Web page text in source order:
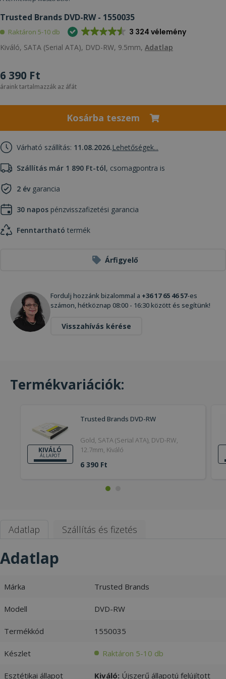
Trusted Brands DVD-RW - 1550035
Raktáron 5-10 db 3 324 vélemény
Kiváló, SATA (Serial ATA), DVD-RW, 9.5mm, Adatlap
6 390 Ft
áraink tartalmazzák az áfát
Kosárba teszem
Várható szállítás: 11.08.2026.Lehetőségek...
Szállítás már 1 890 Ft-tól, csomagpontra is
2 évgarancia
30 napos pénzvisszafizetési garancia
Fenntartható termék
Árfigyelő
Fordulj hozzánk bizalommal a +36 17 65 46 57-es
számon, hétköznap 08:00 - 16:30 között és segítünk!
Visszahívás kérése
Termékvariációk:
KIVÁLÓ
ÁLLAPOT
Trusted Brands DVD-RW
Gold, SATA (Serial ATA), DVD-RW,
12.7mm, Kiváló
6 390 Ft
Adatlap Szállítás és fizetés
Adatlap
Márka Trusted Brands
Modell DVD-RW
Termékkód 1550035
Készlet Raktáron 5-10 db
Esztétikai állapot Kiváló: Újszerű állapotú felújított